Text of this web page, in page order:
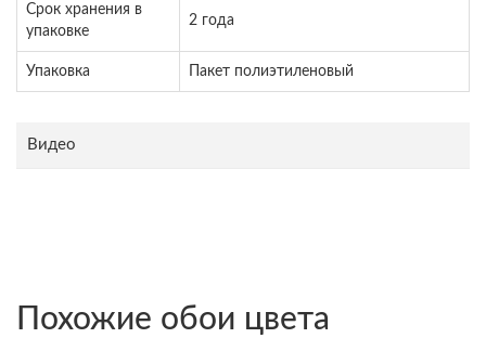
Срок хранения в
упаковке
2 года
Упаковка Пакет полиэтиленовый
Видео
Похожие обои цвета